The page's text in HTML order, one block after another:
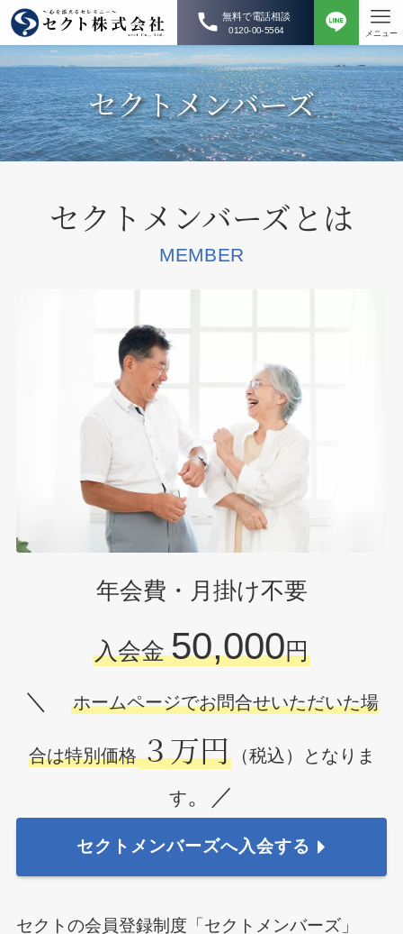
無料で電話相談
0120-00-5564 メニュー
セクトメンバーズ
セクトメンバーズとは
MEMBER
年会費・月掛け不要
入会金50,000円
＼
ホームページでお問合せいただいた場
合は特別価格３万円（税込）となりま
す。／
セクトメンバーズへ入会する
セクトの会員登録制度「セクトメンバーズ」